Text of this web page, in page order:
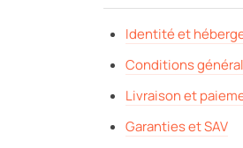
Identité et
Conditions
Livraison et
Garanties et SAV